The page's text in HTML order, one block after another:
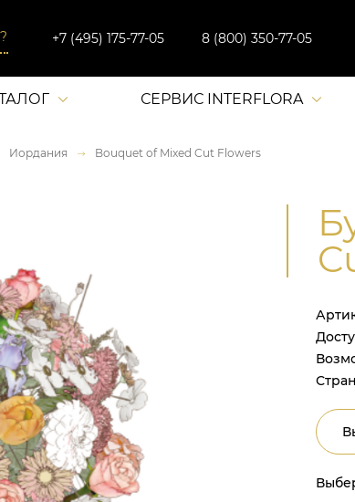
+7 (495) 175-77-05 8 (800) 350-77-05
СЕРВИС INTERFLORA
Иордания Bouquet of Mixed Cut Flowers